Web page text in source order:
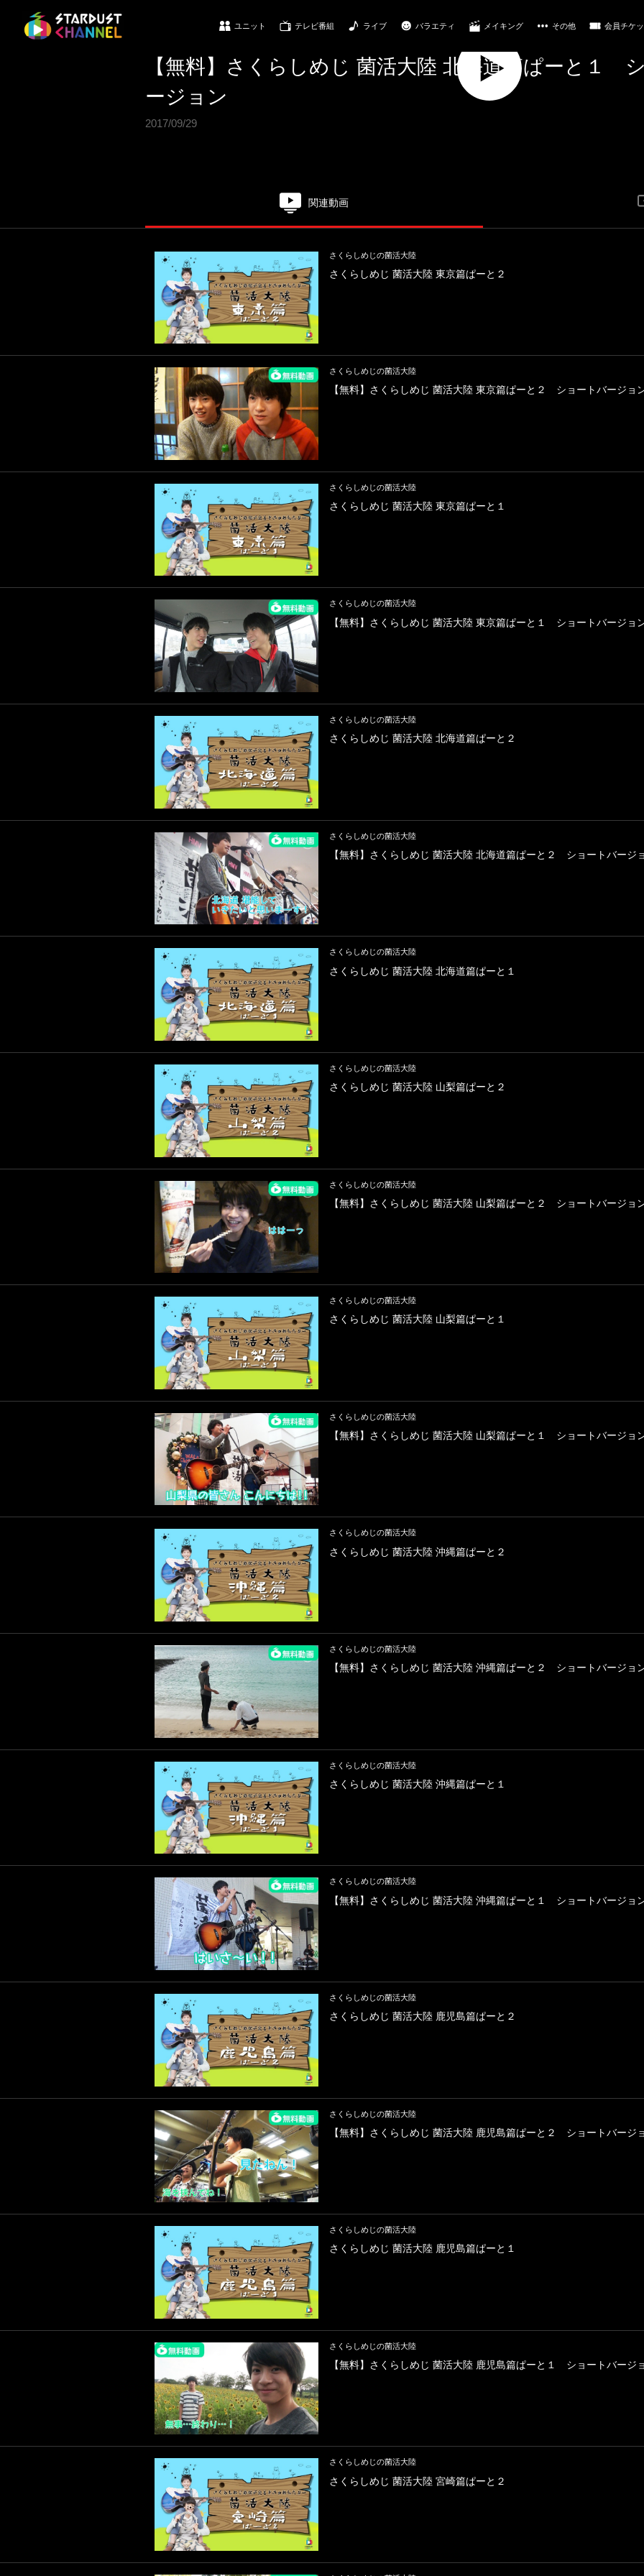
ユニット テレビ番組 ライブ バラエティ メイキング その他 会員チケ
Play
【無料】さくらしめじ 菌活大陸 北海道篇ぱーと１
ージョン
2017/09/29
関連動画
さくらしめじの菌活大陸
さくらしめじ 菌活大陸 東京篇ぱーと２
さくらしめじの菌活大陸
【無料】さくらしめじ 菌活大陸 東京篇ぱーと２ ショートバージョ
さくらしめじの菌活大陸
さくらしめじ 菌活大陸 東京篇ぱーと１
さくらしめじの菌活大陸
【無料】さくらしめじ 菌活大陸 東京篇ぱーと１ ショートバージョ
さくらしめじの菌活大陸
さくらしめじ 菌活大陸 北海道篇ぱーと２
さくらしめじの菌活大陸
【無料】さくらしめじ 菌活大陸 北海道篇ぱーと２ ショートバージ
さくらしめじの菌活大陸
さくらしめじ 菌活大陸 北海道篇ぱーと１
さくらしめじの菌活大陸
さくらしめじ 菌活大陸 山梨篇ぱーと２
さくらしめじの菌活大陸
【無料】さくらしめじ 菌活大陸 山梨篇ぱーと２ ショートバージョ
さくらしめじの菌活大陸
さくらしめじ 菌活大陸 山梨篇ぱーと１
さくらしめじの菌活大陸
【無料】さくらしめじ 菌活大陸 山梨篇ぱーと１ ショートバージョ
さくらしめじの菌活大陸
さくらしめじ 菌活大陸 沖縄篇ぱーと２
さくらしめじの菌活大陸
【無料】さくらしめじ 菌活大陸 沖縄篇ぱーと２ ショートバージョ
さくらしめじの菌活大陸
さくらしめじ 菌活大陸 沖縄篇ぱーと１
さくらしめじの菌活大陸
【無料】さくらしめじ 菌活大陸 沖縄篇ぱーと１ ショートバージョ
さくらしめじの菌活大陸
さくらしめじ 菌活大陸 鹿児島篇ぱーと２
さくらしめじの菌活大陸
【無料】さくらしめじ 菌活大陸 鹿児島篇ぱーと２ ショートバージ
さくらしめじの菌活大陸
さくらしめじ 菌活大陸 鹿児島篇ぱーと１
さくらしめじの菌活大陸
【無料】さくらしめじ 菌活大陸 鹿児島篇ぱーと１ ショートバージ
さくらしめじの菌活大陸
さくらしめじ 菌活大陸 宮崎篇ぱーと２